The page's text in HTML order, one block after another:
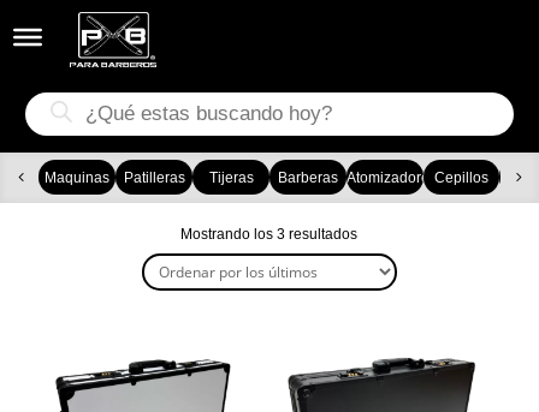
Búsqueda
de
productos
Maquinas Patilleras Tijeras Barberas AtomizadoresCepillos
Mostrando los 3 resultadosOrdenado
por
los